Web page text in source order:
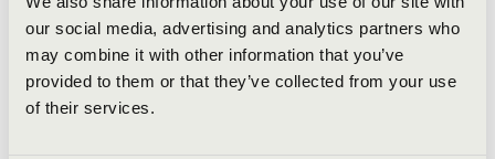
our social media, advertising and analytics partners who
may combine it with other information that you’ve
provided to them or that they’ve collected from your use
of their services.
tanult.
Caterina számos hazai és nemzetközi versenyen
bizonyította tehetségét és művészi kvalitásait.
Az alábbi versenyeken ért el első helyezést: